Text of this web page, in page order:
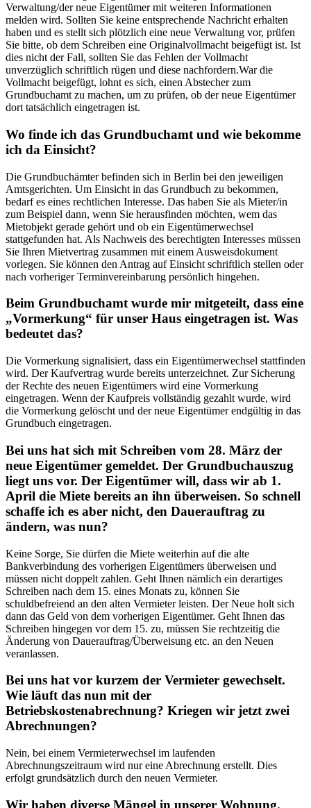
Verwaltung/der neue Eigentümer mit weiteren Informationen
melden wird. Sollten Sie keine entsprechende Nachricht erhalten
haben und es stellt sich plötzlich eine neue Verwaltung vor, prüfen
Sie bitte, ob dem Schreiben eine Originalvollmacht beigefügt ist. Ist
dies nicht der Fall, sollten Sie das Fehlen der Vollmacht
unverzüglich schriftlich rügen und diese nachfordern.War die
Vollmacht beigefügt, lohnt es sich, einen Abstecher zum
Grundbuchamt zu machen, um zu prüfen, ob der neue Eigentümer
dort tatsächlich eingetragen ist.
Wo finde ich das Grundbuchamt und wie bekomme
ich da Einsicht?
Die Grundbuchämter befinden sich in Berlin bei den jeweiligen
Amtsgerichten. Um Einsicht in das Grundbuch zu bekommen,
bedarf es eines rechtlichen Interesse. Das haben Sie als Mieter/in
zum Beispiel dann, wenn Sie herausfinden möchten, wem das
Mietobjekt gerade gehört und ob ein Eigentümerwechsel
stattgefunden hat. Als Nachweis des berechtigten Interesses müssen
Sie Ihren Mietvertrag zusammen mit einem Ausweisdokument
vorlegen. Sie können den Antrag auf Einsicht schriftlich stellen oder
nach vorheriger Terminvereinbarung persönlich hingehen.
Beim Grundbuchamt wurde mir mitgeteilt, dass eine
„Vormerkung“ für unser Haus eingetragen ist. Was
bedeutet das?
Die Vormerkung signalisiert, dass ein Eigentümerwechsel stattfinden
wird. Der Kaufvertrag wurde bereits unterzeichnet. Zur Sicherung
der Rechte des neuen Eigentümers wird eine Vormerkung
eingetragen. Wenn der Kaufpreis vollständig gezahlt wurde, wird
die Vormerkung gelöscht und der neue Eigentümer endgültig in das
Grundbuch eingetragen.
Bei uns hat sich mit Schreiben vom 28. März der
neue Eigentümer gemeldet. Der Grundbuchauszug
liegt uns vor. Der Eigentümer will, dass wir ab 1.
April die Miete bereits an ihn überweisen. So schnell
schaffe ich es aber nicht, den Dauerauftrag zu
ändern, was nun?
Keine Sorge, Sie dürfen die Miete weiterhin auf die alte
Bankverbindung des vorherigen Eigentümers überweisen und
müssen nicht doppelt zahlen. Geht Ihnen nämlich ein derartiges
Schreiben nach dem 15. eines Monats zu, können Sie
schuldbefreiend an den alten Vermieter leisten. Der Neue holt sich
dann das Geld von dem vorherigen Eigentümer. Geht Ihnen das
Schreiben hingegen vor dem 15. zu, müssen Sie rechtzeitig die
Änderung von Dauerauftrag/Überweisung etc. an den Neuen
veranlassen.
Bei uns hat vor kurzem der Vermieter gewechselt.
Wie läuft das nun mit der
Betriebskostenabrechnung? Kriegen wir jetzt zwei
Abrechnungen?
Nein, bei einem Vermieterwechsel im laufenden
Abrechnungszeitraum wird nur eine Abrechnung erstellt. Dies
erfolgt grundsätzlich durch den neuen Vermieter.
Wir haben diverse Mängel in unserer Wohnung.